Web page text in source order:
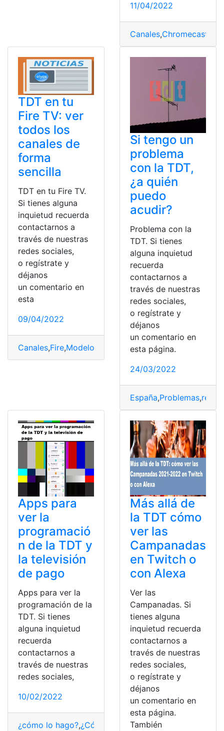
11/04/2022
Canales,Chromecast
TDT en tu
Fire TV: ver
todos los
canales de
forma
sencilla
TDT en tu Fire TV.
Si tienes alguna
inquietud recuerda
contactarnos a
través de nuestras
redes sociales,
o regístrate y
déjanos
un comentario en
esta
09/04/2022
Canales,Fire,Modelos ver
Si tengo un
problema
con la TDT,
¿a quién
puedo
acudir?
Problema con la
TDT. Si tienes
alguna inquietud
recuerda
contactarnos a
través de nuestras
redes sociales,
o regístrate y
déjanos
un comentario en
esta página.
24/03/2022
España,Problemas,
Apps para
ver la
programació
n de la TDT y
la televisión
de pago
Apps para ver la
programación de la
TDT. Si tienes
alguna inquietud
recuerda
contactarnos a
través de nuestras
redes sociales,
10/02/2022
¿cómo lo hago?,¿Cómo saber?,aplicaciones
Más allá de
la TDT cómo
ver las
Campanadas
en Twitch o
con Alexa
Ver las
Campanadas. Si
tienes alguna
inquietud recuerda
contactarnos a
través de nuestras
redes sociales,
o regístrate y
déjanos
un comentario en
esta página.
También